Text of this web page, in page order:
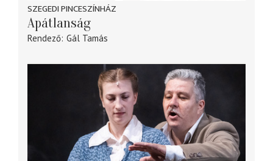
SZEGEDI PINCESZÍNHÁZ
Apátlanság
Rendező Gál Tamás